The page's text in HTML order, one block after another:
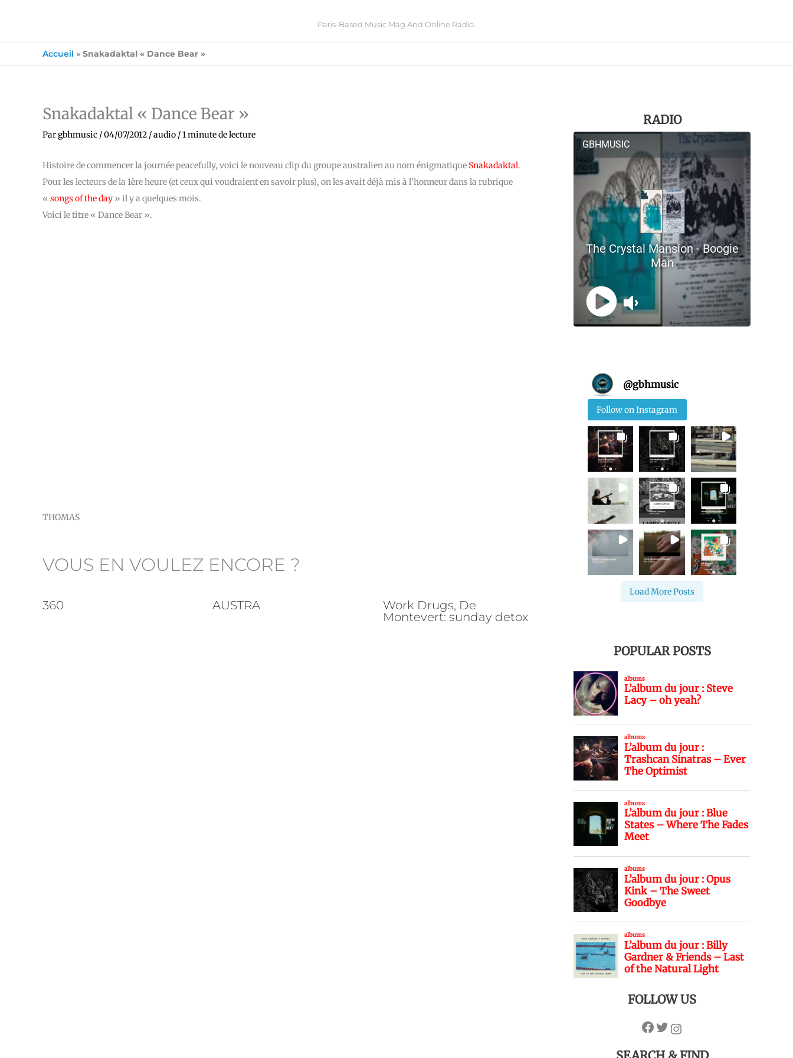
Paris-Based Music Mag And Online Radio.
Accueil » Snakadaktal « Dance Bear »
Snakadaktal « Dance Bear »
Pargbhmusic /04/07/2012 /audio /1 minute de lecture
Histoire de commencer la journée peacefully, voici le nouveau clip du groupe australien au nom énigmatique Snakadaktal.
Pour les lecteurs de la 1ère heure (et ceux qui voudraient en savoir plus), on les avait déjà mis à l’honneur dans la rubrique
« songs of the day » il y a quelques mois.
Voici le titre « Dance Bear ».
THOMAS
VOUS EN VOULEZ ENCORE ?
360 AUSTRA
Work Drugs, De
Montevert: sunday detox
RADIO
@gbhmusic
Follow on Instagram
Load More Posts
POPULAR POSTS
FOLLOW US